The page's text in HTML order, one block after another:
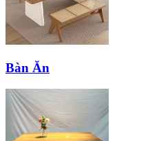
Bàn Ăn